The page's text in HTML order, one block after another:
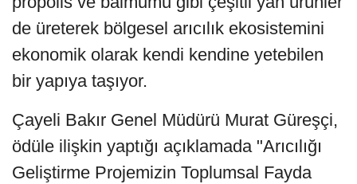
de üreterek bölgesel arıcılık ekosistemini
ekonomik olarak kendi kendine yetebilen
bir yapıya taşıyor.
Çayeli Bakır Genel Müdürü Murat Güreşçi,
ödüle ilişkin yaptığı açıklamada "Arıcılığı
Geliştirme Projemizin Toplumsal Fayda